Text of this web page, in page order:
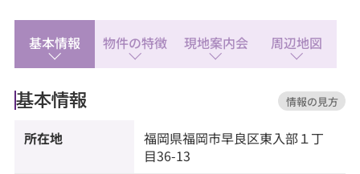
【暮らし】
◆サニー重留店：徒歩18分
◆ローソン 東入部一丁目店：徒歩12分
基本情報 物件の特徴 現地案内会 周辺地図
基本情報 情報の見方
所在地 福岡県福岡市早良区東入部１丁
目36-13